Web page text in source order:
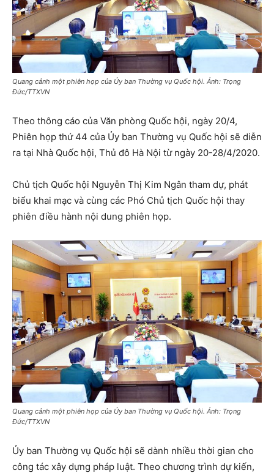
Quang cảnh một phiên họp của Ủy ban Thường vụ Quốc hội. Ảnh: Trọng
Đức/TTXVN
Theo thông cáo của Văn phòng Quốc hội, ngày 20/4,
Phiên họp thứ 44 của Ủy ban Thường vụ Quốc hội sẽ diễn
ra tại Nhà Quốc hội, Thủ đô Hà Nội từ ngày 20-28/4/2020.
Chủ tịch Quốc hội Nguyễn Thị Kim Ngân tham dự, phát
biểu khai mạc và cùng các Phó Chủ tịch Quốc hội thay
phiên điều hành nội dung phiên họp.
Quang cảnh một phiên họp của Ủy ban Thường vụ Quốc hội. Ảnh: Trọng
Đức/TTXVN
Ủy ban Thường vụ Quốc hội sẽ dành nhiều thời gian cho
công tác xây dựng pháp luật. Theo chương trình dự kiến,